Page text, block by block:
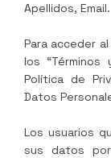
Apellidos, Email.
Para acceder
los
Política de
Datos
Los usuarios
sus datos